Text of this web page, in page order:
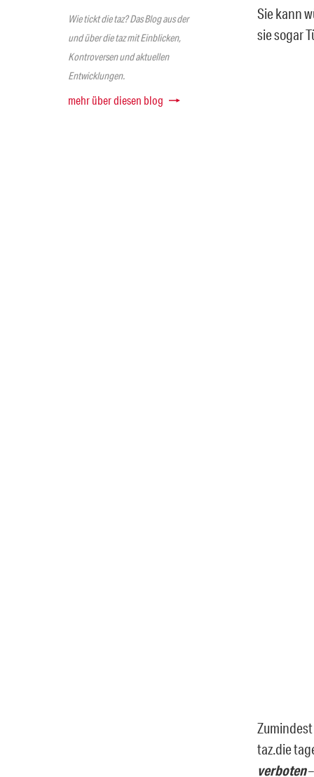
Wie tickt die taz? Das Blog aus der
und über die taz mit Einblicken,
Kontroversen und aktuellen
Entwicklungen.
mehr über diesen blog
Sie kann
sie sogar
taz.die
verboten